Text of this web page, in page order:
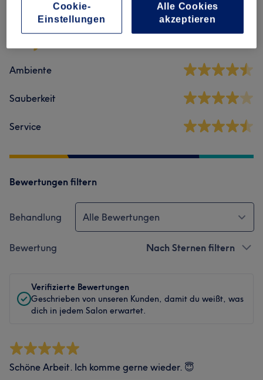
4,5
Ambiente
Sauberkeit
Service
Bewertungen filtern
Behandlung Alle Bewertungen
Bewertung Nach Sternen filtern
Verifizierte Bewertungen
Geschrieben von unseren Kunden, damit du weißt, was
dich in jedem Salon erwartet.
Schöne Arbeit. Ich komme gerne wieder. 😇
Cookie-
Einstellungen
Alle Cookies
akzeptieren